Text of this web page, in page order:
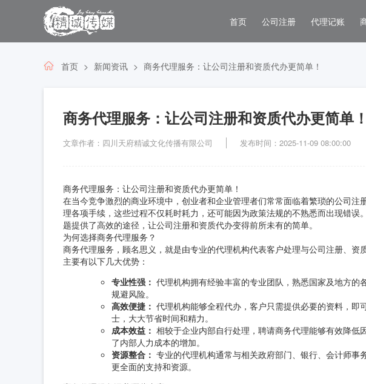
首页 公司注册 代理记账
首页 新闻资讯 商务代理服务：让公司注册和资质代办更简单！
商务代理服务：让公司注册和资质代办更简单！
文章作者：四川天府精诚文化传播有限公司 发布时间：2025-11-09 08:00:00
商务代理服务：让公司注册和资质代办更简单！
在当今竞争激烈的商业环境中，创业者和企业管理者们常常面临着繁琐的公司注
理各项手续，这些过程不仅耗时耗力，还可能因为政策法规的不熟悉而出现错误
题提供了高效的途径，让公司注册和资质代办变得前所未有的简单。
为何选择商务代理服务？
商务代理服务，顾名思义，就是由专业的代理机构代表客户处理与公司注册、资
主要有以下几大优势：
专业性强： 代理机构拥有经验丰富的专业团队，熟悉国家及地方的
规避风险。
高效便捷： 代理机构能够全程代办，客户只需提供必要的资料，即
士，大大节省时间和精力。
成本效益： 相较于企业内部自行处理，聘请商务代理能够有效降低
了内部人力成本的增加。
资源整合： 专业的代理机构通常与相关政府部门、银行、会计师事
更全面的支持和资源。